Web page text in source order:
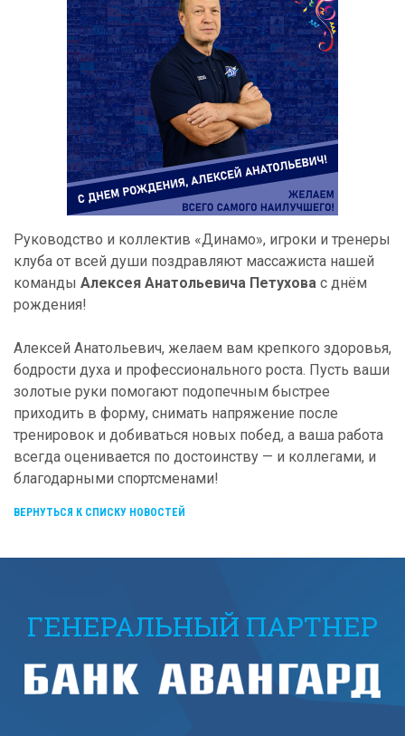
Руководство и коллектив «Динамо», игроки и тренеры
клуба от всей души поздравляют массажиста нашей
команды Алексея Анатольевича Петухова с днём
рождения!
Алексей Анатольевич, желаем вам крепкого здоровья,
бодрости духа и профессионального роста. Пусть ваши
золотые руки помогают подопечным быстрее
приходить в форму, снимать напряжение после
тренировок и добиваться новых побед, а ваша работа
всегда оценивается по достоинству — и коллегами, и
благодарными спортсменами!
ВЕРНУТЬСЯ К СПИСКУ НОВОСТЕЙ
ГЕНЕРАЛЬНЫЙ ПАРТНЕР